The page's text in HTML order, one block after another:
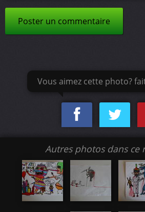
Poster un commentaire
Vous aimez cette photo?
Autres photos dans ce